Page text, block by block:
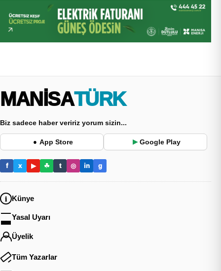
MANİSA TÜRK
Biz sadece haber veririz yorum sizin...
● App Store ▶ Google Play
f x ▶ ☘ t ◎ in g
Künye
Yasal Uyarı
Üyelik
Tüm Yazarlar